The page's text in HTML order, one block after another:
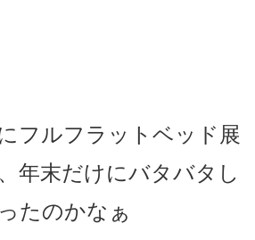
フルフラットベッド展
年末だけにバタバタし
たのかなぁ